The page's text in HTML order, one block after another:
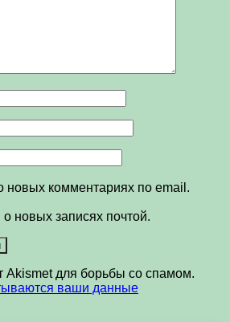
новых комментариях по email.
новых записях почтой.
Akismet для борьбы со спамом.
ваши данные